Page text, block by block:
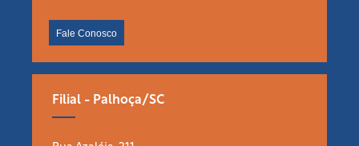
Fale Conosco
Filial - Palhoça/SC